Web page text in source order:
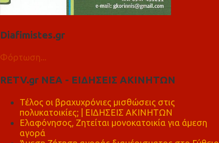
Diafimistes.gr
Φόρτωση...
RETV.gr ΝΕΑ - ΕΙΔΗΣΕΙΣ ΑΚΙΝΗΤΩΝ
Τέλος οι βραχυχρόνιες μισθώσεις στις
πολυκατοικίες; | ΕΙΔΗΣΕΙΣ ΑΚΙΝΗΤΩΝ
Ελαφόνησος, Ζητείται μονοκατοικία για άμεση
αγορά